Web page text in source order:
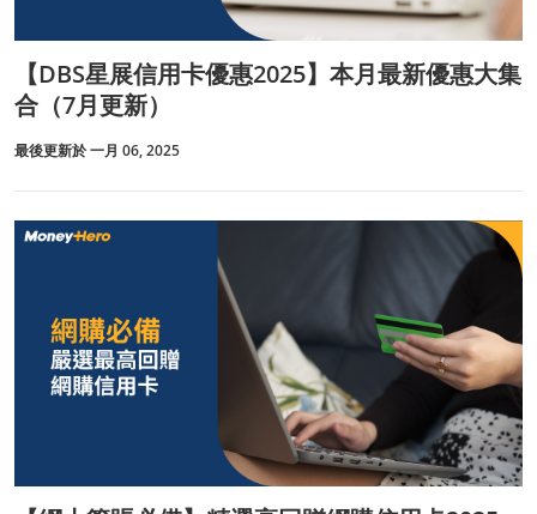
【DBS星展信用卡優惠2025】本月最新優惠大集
合（7月更新）
最後更新於 一月 06, 2025